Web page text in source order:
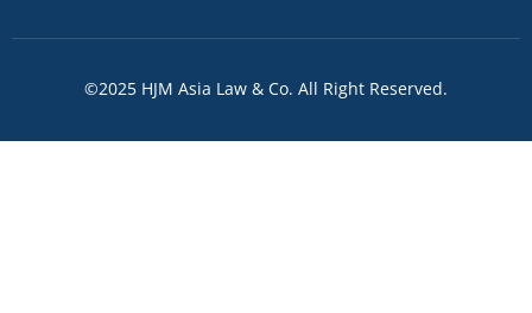
©2025 HJM Asia Law & Co. All Right Reserved.